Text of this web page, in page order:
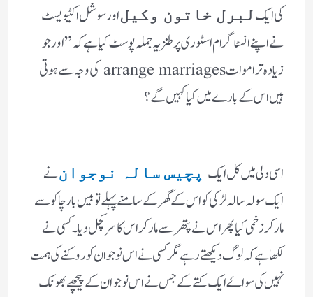
کی ایکلبرل خاتون وکیلاور سوشل اکٹیو یسٹ
نے اپنے انسٹا گرام اسٹوری پر طنزیہ جملہ پوسٹ کیا ہے کہ” اور جو
زیادہ تر اموات arrange marriages کی وجہ سے ہوتی
ہیں اس کے بارے میں کیا کہیں گے ؟
اسی دلی میں کل ایک پچیس سالہ نوجواننے
ایک سولہ سالہ لڑکی کو اس کے گھر کے سامنے پہلے تو بیس بار چاکو سے
مار کر زخمی کیا پھر اس نے پتھر سے مار کر اس کا سر کچل دیا ۔کسی نے
لکھا ہے کہ لوگ دیکھتے رہے مگر کسی نے اس نوجوان کو روکنے کی ہمت
نہیں کی سواۓ ایک کتے کے جس نے اس نوجوان کے پیچھے بھونک